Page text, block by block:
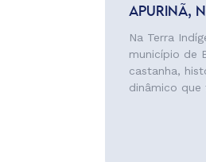
APURINÃ,
Na Terra
município de
castanha,
dinâmico que